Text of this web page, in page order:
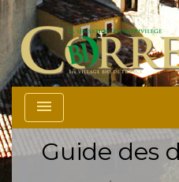
menu
Guide des